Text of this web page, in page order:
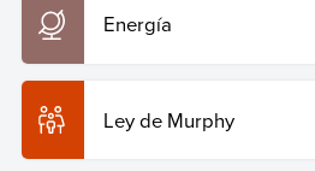
Energía
Ley de Murphy